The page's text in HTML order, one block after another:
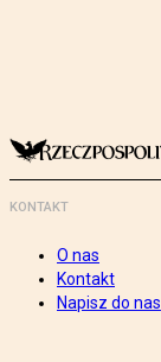
KONTAKT
O nas
Kontakt
Napisz do nas